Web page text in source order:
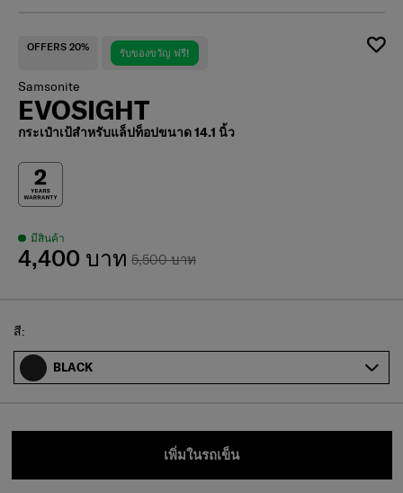
OFFERS 20% รับของขวัญ ฟรี!
Samsonite
EVOSIGHT
กระเป๋าเป้สำหรับแล็ปท็อปขนาด 14.1 นิ้ว
มีสินค้า
5,500 บาท
4,400 บาท
Select
สี:
BLACK
เพิ่มในรถเข็น